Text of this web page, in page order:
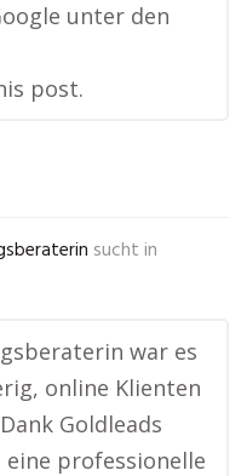
unter den
post.
sucht in
war es
online Klienten
Goldleads
professionelle